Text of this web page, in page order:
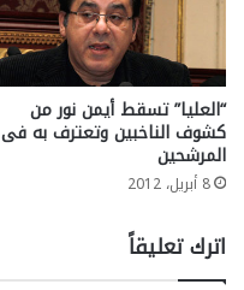
“العليا” تسقط أيمن نور من
كشوف الناخبين وتعترف به فى
المرشحين
8 أبريل، 2012
اترك تعليقاً